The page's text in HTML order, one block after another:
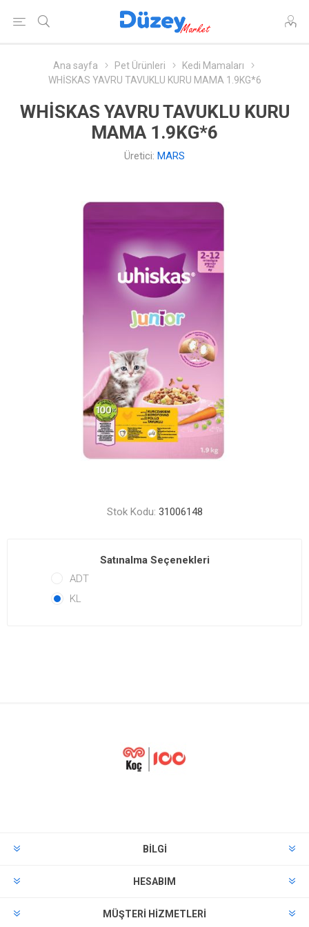
Ana sayfa Pet Ürünleri
Kedi Mamaları
WHİSKAS YAVRU TAVUKLU KURU MAMA 1.9KG*6
WHİSKAS YAVRU TAVUKLU KURU
MAMA 1.9KG*6
Üretici: MARS
Stok Kodu: 31006148
Satınalma Seçenekleri
ADT
KL
BILGI
HESABIM
MÜŞTERI HIZMETLERI